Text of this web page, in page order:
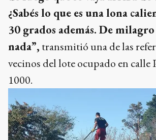
¿Sabés lo que es una lona
30 grados además. De
nada”, transmitió una de las
vecinos del lote ocupado en
1000.